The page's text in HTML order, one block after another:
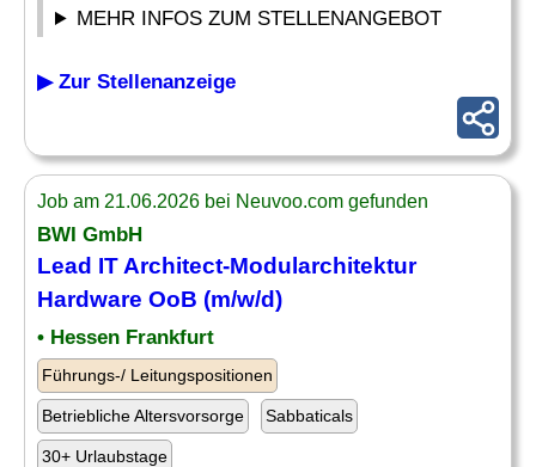
MEHR INFOS ZUM STELLENANGEBOT
▶ Zur Stellenanzeige
Job am 21.06.2026 bei Neuvoo.com gefunden
BWI GmbH
Lead IT Architect-Modularchitektur
Hardware OoB (m/w/d)
• Hessen Frankfurt
Führungs-/ Leitungspositionen
Betriebliche Altersvorsorge Sabbaticals
30+ Urlaubstage